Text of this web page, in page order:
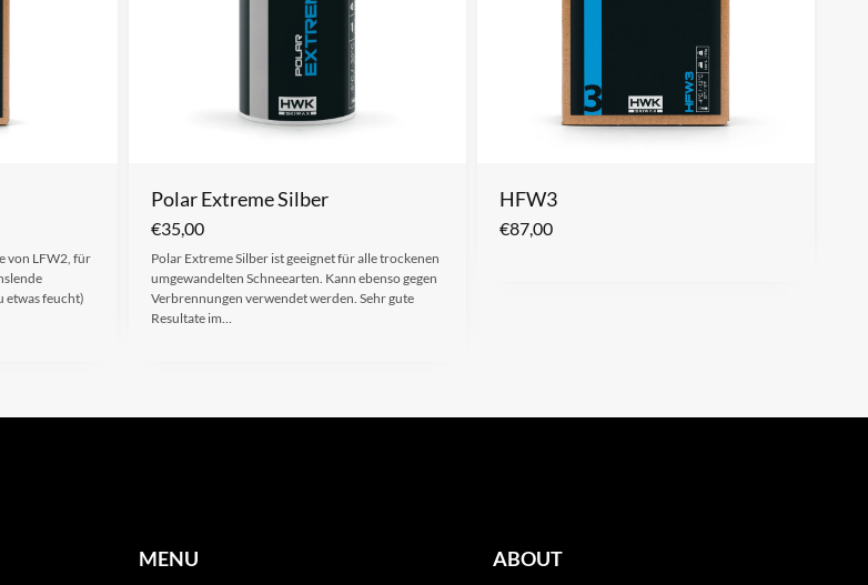
von LFW2, für
etwas feucht)
Polar Extreme Silber
€35,00
Polar Extreme Silber ist geeignet für alle trockenen
umgewandelten Schneearten. Kann ebenso gegen
Verbrennungen verwendet werden. Sehr gute
Resultate im…
HFW3
€87,00
MENU ABOUT